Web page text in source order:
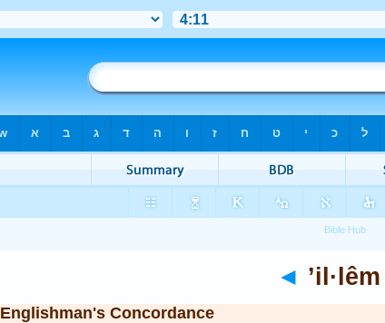
◄ ’il·lêm
Englishman's Concordance